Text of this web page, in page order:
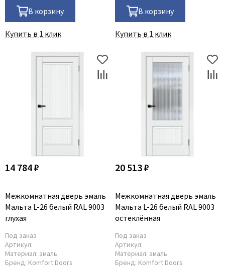
В корзину
Купить в 1 клик
В корзину
Купить в 1 клик
14 784 ₽
Межкомнатная дверь эмаль
Мальта L-26 белый RAL 9003
глухая
Под заказ
Артикул:
Материал: эмаль
Бренд: Komfort Doors
20 513 ₽
Межкомнатная дверь эмаль
Мальта L-26 белый RAL 9003
остеклённая
Под заказ
Артикул:
Материал: эмаль
Бренд: Komfort Doors